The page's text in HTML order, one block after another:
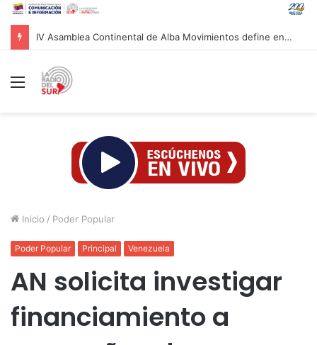
TSJ aprueba Jurisdicción Civil Especial para atender a afectados por sismos en Venezuela
Menú
Inicio / Poder Popular
Poder Popular Principal Venezuela
AN solicita investigar
financiamiento a